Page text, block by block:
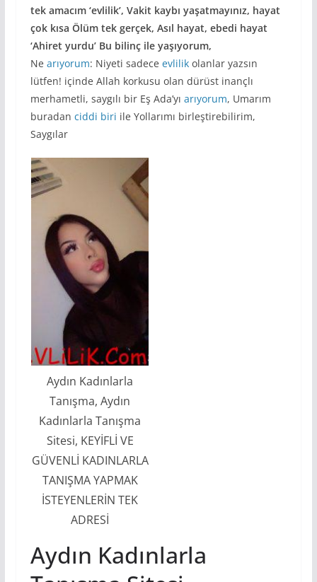
tek amacım ‘evlilik’, Vakit kaybı yaşatmayınız, hayat
çok kısa Ölüm tek gerçek, Asıl hayat, ebedi hayat
‘Ahiret yurdu’ Bu bilinç ile yaşıyorum,
Ne arıyorum: Niyeti sadece evlilikolanlar yazsın
lütfen! içinde Allah korkusu olan dürüst inançlı
merhametli, saygılı bir Eş Ada’yı arıyorum, Umarım
buradan ciddi biri ile Yollarımı birleştirebilirim,
Saygılar
Aydın Kadınlarla
Tanışma, Aydın
Kadınlarla Tanışma
Sitesi, KEYİFLİ VE
GÜVENLİ KADINLARLA
TANIŞMA YAPMAK
İSTEYENLERİN TEK
ADRESİ
Aydın Kadınlarla